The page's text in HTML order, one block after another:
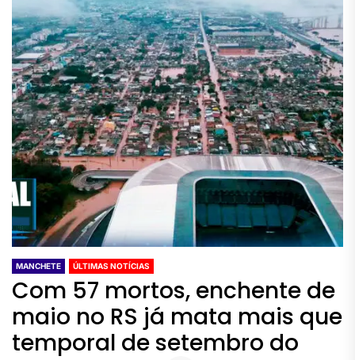
MANCHETE ÚLTIMAS NOTÍCIAS
Com 57 mortos, enchente de
maio no RS já mata mais que
temporal de setembro do